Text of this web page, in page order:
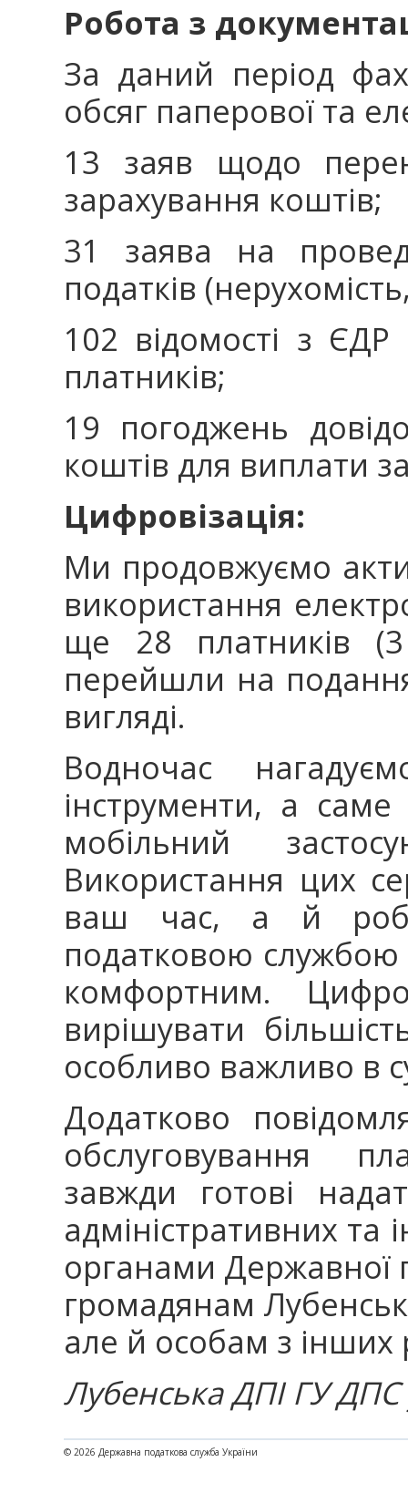
Робота з
За даний період
обсяг паперової та
13 заяв щодо
зарахування коштів;
31 заява на
податків
102 відомості з ЄДР
платників;
19 погоджень
коштів для виплати
Цифровізація:
Ми продовжуємо
використання
ще 28 платників
перейшли на
вигляді.
Водночас
інструменти, а саме
мобільний
Використання цих
ваш час, а й
податковою
комфортним.
вирішувати
особливо важливо в
Додатково
обслуговування
завжди готові
адміністративних та
органами Державної
громадянам
але й особам з інших
Лубенська ДПІ ГУ ДПС
© 2026 Державна податкова служба України